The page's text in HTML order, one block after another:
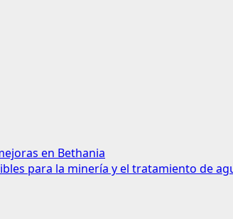
en Bethania
para la minería y el tratamiento de